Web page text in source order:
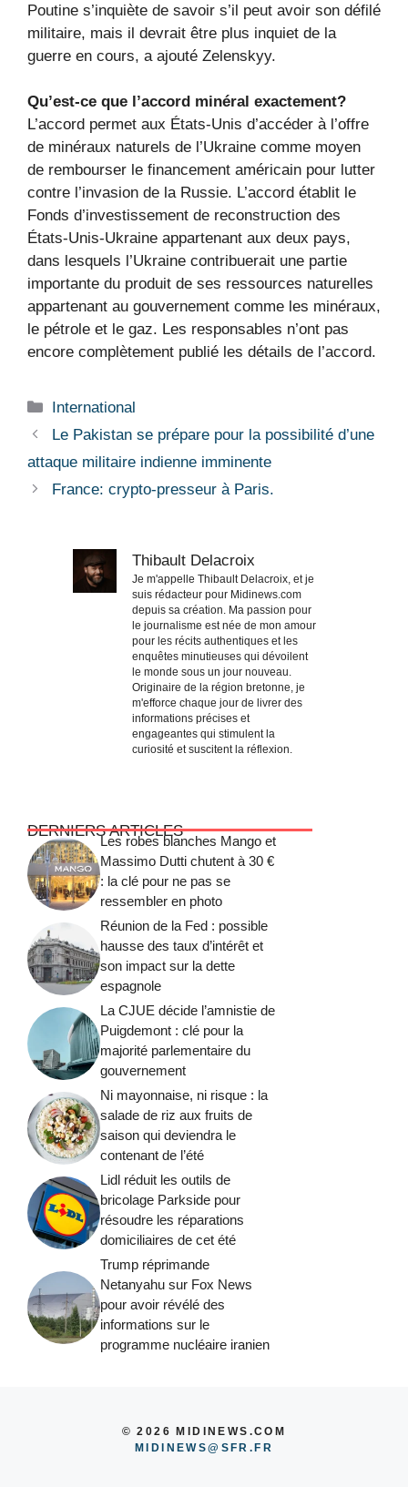
Poutine s’inquiète de savoir s’il peut avoir son défilé
militaire, mais il devrait être plus inquiet de la
guerre en cours, a ajouté Zelenskyy.
Qu’est-ce que l’accord minéral exactement?
L’accord permet aux États-Unis d’accéder à l’offre
de minéraux naturels de l’Ukraine comme moyen
de rembourser le financement américain pour lutter
contre l’invasion de la Russie. L’accord établit le
Fonds d’investissement de reconstruction des
États-Unis-Ukraine appartenant aux deux pays,
dans lesquels l’Ukraine contribuerait une partie
importante du produit de ses ressources naturelles
appartenant au gouvernement comme les minéraux,
le pétrole et le gaz. Les responsables n’ont pas
encore complètement publié les détails de l’accord.
Catégories
International
Le Pakistan se prépare pour la possibilité d’une
attaque militaire indienne imminente
France: crypto-presseur à Paris.
Thibault Delacroix
Je m'appelle Thibault Delacroix, et je
suis rédacteur pour Midinews.com
depuis sa création. Ma passion pour
le journalisme est née de mon amour
pour les récits authentiques et les
enquêtes minutieuses qui dévoilent
le monde sous un jour nouveau.
Originaire de la région bretonne, je
m'efforce chaque jour de livrer des
informations précises et
engageantes qui stimulent la
curiosité et suscitent la réflexion.
DERNIERS ARTICLES
Les robes blanches Mango et
Massimo Dutti chutent à 30 €
: la clé pour ne pas se
ressembler en photo
Réunion de la Fed : possible
hausse des taux d’intérêt et
son impact sur la dette
espagnole
La CJUE décide l’amnistie de
Puigdemont : clé pour la
majorité parlementaire du
gouvernement
Ni mayonnaise, ni risque : la
salade de riz aux fruits de
saison qui deviendra le
contenant de l’été
Lidl réduit les outils de
bricolage Parkside pour
résoudre les réparations
domiciliaires de cet été
Trump réprimande
Netanyahu sur Fox News
pour avoir révélé des
informations sur le
programme nucléaire iranien
© 2026 MIDINEWS.COM
MIDINEWS@SFR.FR